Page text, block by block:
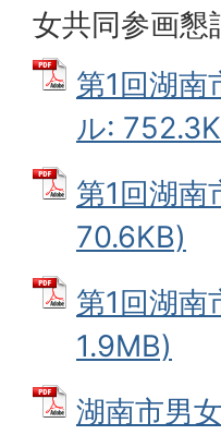
女共同参画
第1回湖南
ル:
第1回湖南
70.6KB)
第1回湖南
1.9MB)
湖南市男